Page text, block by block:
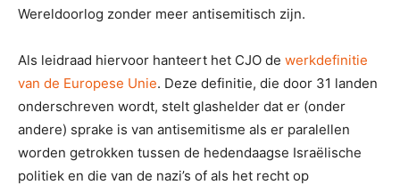
Wereldoorlog zonder meer antisemitisch zijn.
Als leidraad hiervoor hanteert het CJO de werkdefinitie
van de Europese Unie. Deze definitie, die door 31 landen
onderschreven wordt, stelt glashelder dat er (onder
andere) sprake is van antisemitisme als er paralellen
worden getrokken tussen de hedendaagse Israëlische
politiek en die van de nazi’s of als het recht op